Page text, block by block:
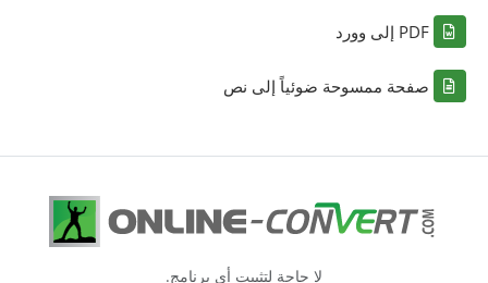
PDF إلى وورد
صفحة ممسوحة ضوئياً إلى نص
لا حاجة لتثبيت أي برنامج.